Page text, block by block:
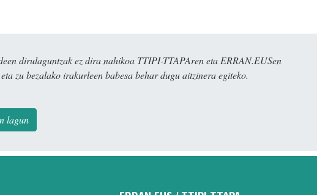
dirulaguntzak ez dira nahikoa TTIPI-TTAPAren eta ERRAN.EUSen
zu bezalako irakurleen babesa behar dugu aitzinera egiteko.
lagun